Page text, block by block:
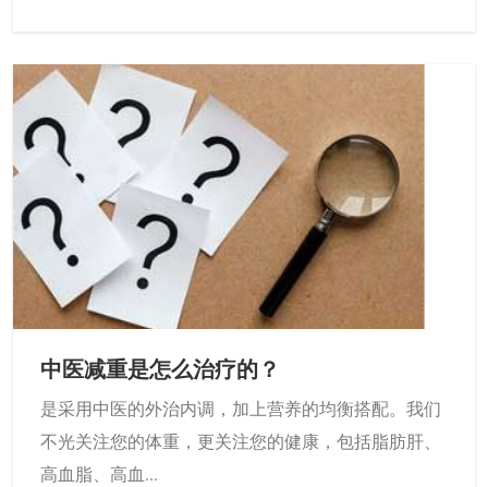
中医减重是怎么治疗的？
是采用中医的外治内调，加上营养的均衡搭配。我们
不光关注您的体重，更关注您的健康，包括脂肪肝、
高血脂、高血...